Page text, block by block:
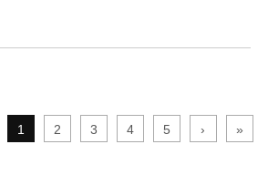
1 2 3 4 5 › »